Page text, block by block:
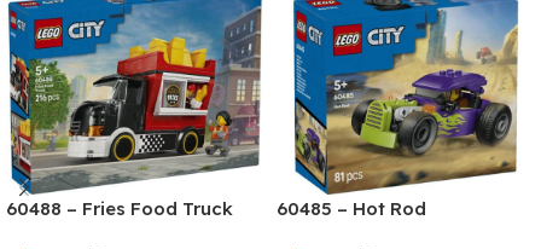
60488 – Fries Food Truck 60485 – Hot Rod